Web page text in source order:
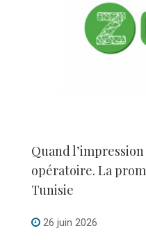
Quand
opératoire. La
Tunisie
26 juin 2026